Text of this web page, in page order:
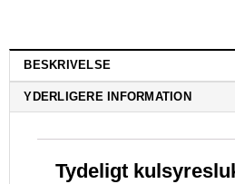
BESKRIVELSE
YDERLIGERE INFORMATION
Tydeligt